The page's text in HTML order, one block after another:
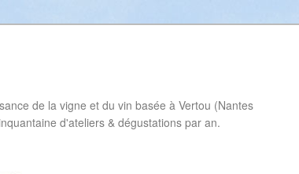
de la vigne et du vin basée à Vertou (Nantes
d'ateliers & dégustations par an.